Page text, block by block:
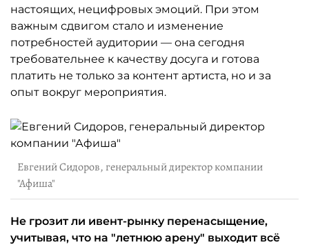
настоящих, нецифровых эмоций. При этом
важным сдвигом стало и изменение
потребностей аудитории — она сегодня
требовательнее к качеству досуга и готова
платить не только за контент артиста, но и за
опыт вокруг мероприятия.
Евгений Сидоров, генеральный директор компании
"Афиша"
Не грозит ли ивент-рынку перенасыщение,
учитывая, что на "летнюю арену" выходит всё